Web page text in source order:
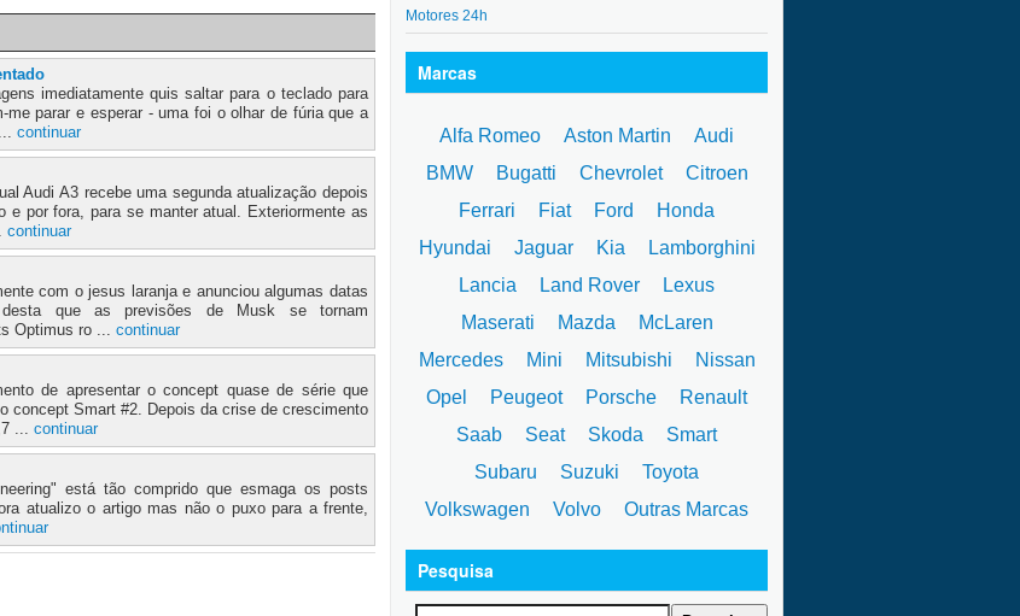
imediatamente quis saltar para o teclado para
parar e esperar - uma foi o olhar de fúria que a
continuar
Audi A3 recebe uma segunda atualização depois
e por fora, para se manter atual. Exteriormente as
continuar
com o jesus laranja e anunciou algumas datas
que as previsões de Musk se tornam
Optimus ro ... continuar
de apresentar o concept quase de série que
concept Smart #2. Depois da crise de crescimento
... continuar
está tão comprido que esmaga os posts
atualizo o artigo mas não o puxo para a frente,
Motores 24h
Marcas
Alfa Romeo Aston Martin
Audi
BMW
Bugatti Chevrolet
Citroen
Ferrari
Fiat Ford
Honda
Hyundai
Jaguar Kia
Lamborghini
Lancia
Land Rover
Lexus
Maserati
Mazda
McLaren
Mercedes
Mini Mitsubishi
Nissan
Opel
Peugeot Porsche
Renault
Saab
Seat Skoda
Smart
Subaru
Suzuki
Toyota
Volkswagen
Volvo Outras Marcas
Pesquisa